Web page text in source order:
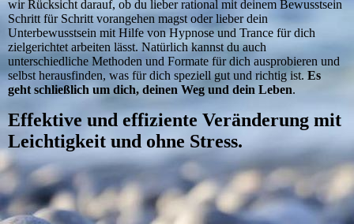
wir Rücksicht darauf, ob du lieber rational mit deinem Bewusstsein
Schritt für Schritt vorangehen magst oder lieber dein
Unterbewusstsein mit Hilfe von Hypnose und Trance für dich
zielgerichtet arbeiten lässt. Natürlich kannst du auch
unterschiedliche Methoden und Formate für dich ausprobieren und
selbst herausfinden, was für dich speziell gut und richtig ist. Es
geht schließlich um dich, deinen Weg und dein Leben.
Effektive und effiziente Veränderung mit
Leichtigkeit und ohne Stress.